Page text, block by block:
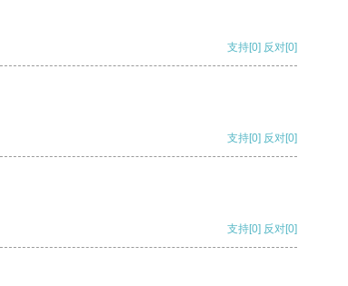
支持[0] 反对[0]
支持[0] 反对[0]
支持[0] 反对[0]